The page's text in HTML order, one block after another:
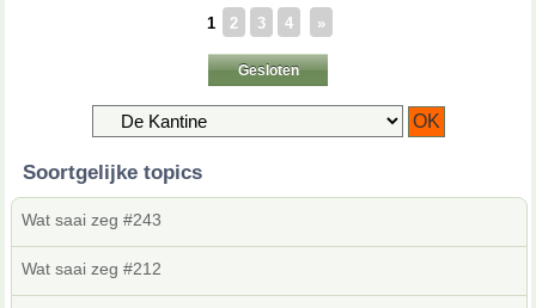
1 2 3 4 »
Gesloten
Soortgelijke topics
Wat saai zeg #243
Wat saai zeg #212